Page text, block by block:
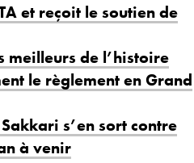
et reçoit le soutien de
meilleurs de l’histoire
le règlement en Grand
s’en sort contre
à venir